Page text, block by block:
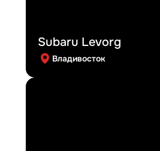
Subaru Levorg
Владивосток